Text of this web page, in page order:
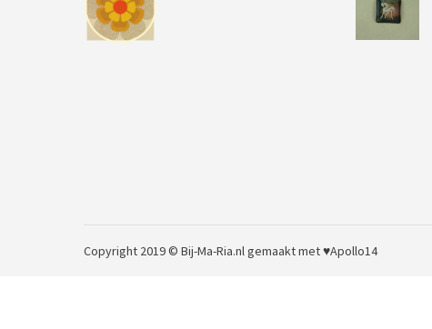
Copyright 2019 © Bij-Ma-Ria.nlgemaakt met ♥Apollo14